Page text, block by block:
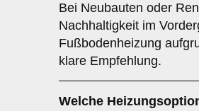
Bei Neubauten oder
Nachhaltigkeit im
Fußbodenheizung
klare Empfehlung.
Welche